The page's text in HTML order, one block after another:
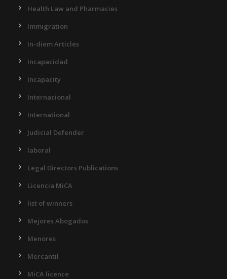
Health Law and Pharmacies
Immigration
In-diem Articles
Incapacidad
Incapacity
Internacional
International
Judicial Defender
laboral
Legal Directors Publications
Licencia MiCA
list of winners
Mejores Abogados
Menores
Mercantil
MiCA licence